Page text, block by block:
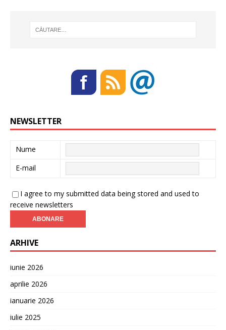
NEWSLETTER
Nume
E-mail
I agree to my submitted data being stored and used to
receive newsletters
ARHIVE
iunie 2026
aprilie 2026
ianuarie 2026
iulie 2025